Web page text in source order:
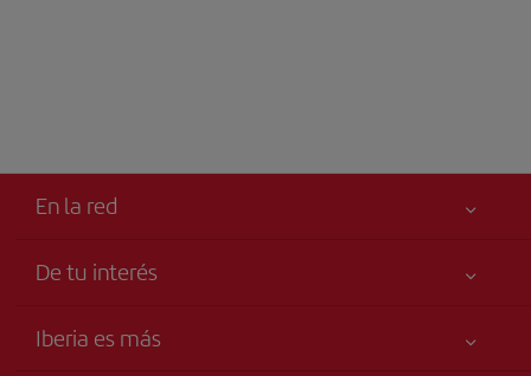
En la red
De tu interés
Accesibilidad
Iberia es más